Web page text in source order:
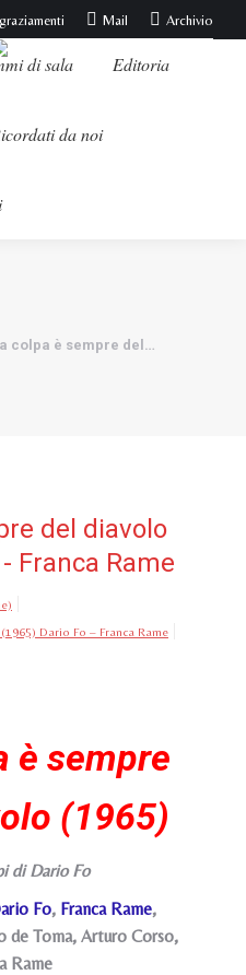
Mail Archivio
di sala Editoria
da noi
colpa è sempre del…
del diavolo
Franca Rame
Dario Fo – Franca Rame
è sempre
(1965)
di Dario Fo
Fo, Franca Rame,
de Toma, Arturo Corso,
Rame